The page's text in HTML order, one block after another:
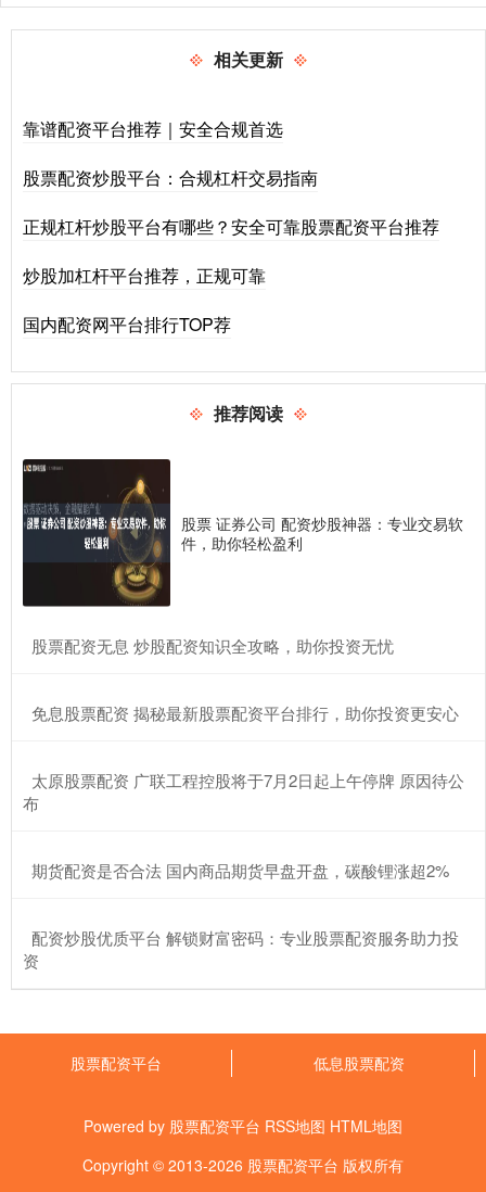
相关更新
靠谱配资平台推荐｜安全合规首选
股票配资炒股平台：合规杠杆交易指南
正规杠杆炒股平台有哪些？安全可靠股票配资平台推荐
炒股加杠杆平台推荐，正规可靠
国内配资网平台排行TOP荐
推荐阅读
股票 证券公司 配资炒股神器：专业交易软
件，助你轻松盈利
​股票配资无息 炒股配资知识全攻略，助你投资无忧
​免息股票配资 揭秘最新股票配资平台排行，助你投资更安心
​太原股票配资 广联工程控股将于7月2日起上午停牌 原因待公
布
​期货配资是否合法 国内商品期货早盘开盘，碳酸锂涨超2%
​配资炒股优质平台 解锁财富密码：专业股票配资服务助力投
资
股票配资平台 低息股票配资
Powered by 股票配资平台 RSS地图 HTML地图
Copyright © 2013-2026 股票配资平台 版权所有